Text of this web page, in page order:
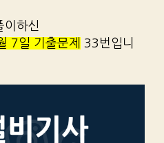
이하신
7일 기출문제
33번입니